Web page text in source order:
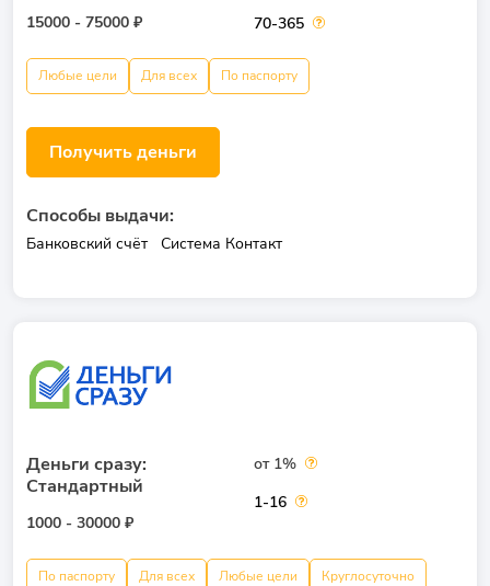
15000 - 75000 ₽
70-365
Любые цели Для всех По паспорту
Получить деньги
Способы выдачи:
Банковский счёт Система Контакт
Деньги сразу:
Стандартный
1000 - 30000 ₽
от 1%
1-16
По паспорту Для всех Любые цели Круглосуточно